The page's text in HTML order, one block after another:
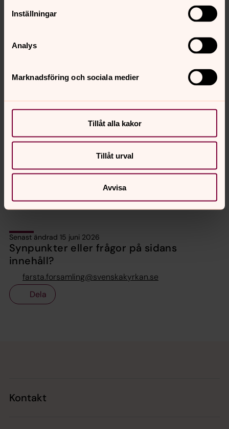
Inställningar
Analys
Marknadsföring och sociala medier
Tillåt alla kakor
Tillåt urval
Avvisa
Camilla Hellberg Mushonga
E-post:camilla.hellberg@svenskakyrkan.se
Senast ändrad 15 juni 2026
Synpunkter eller frågor på sidans
innehåll?
farsta.forsamling@svenskakyrkan.se
Dela
Kontakt